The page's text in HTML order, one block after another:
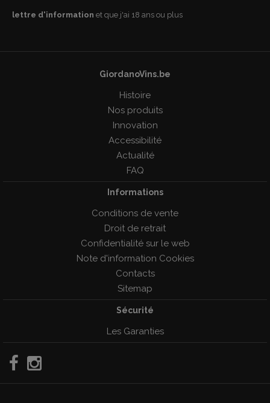
lettre d'information et que j'ai 18 ans ou plus
GiordanoVins.be
Histoire
Nos produits
Innovation
Accessibilité
Actualité
FAQ
Informations
Conditions de vente
Droit de retrait
Confidentialité sur le web
Note d'information Cookies
Contacts
Sitemap
Sécurité
Les Garanties